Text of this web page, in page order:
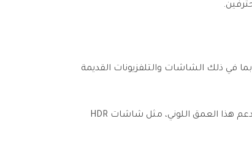
بما في ذلك الشاشات والتلفزيونات القديمة
يحتاج فيديو 10 بت إلى أجهزة وبرامج تدعم هذا العمق اللوني، مثل شاشات HDR